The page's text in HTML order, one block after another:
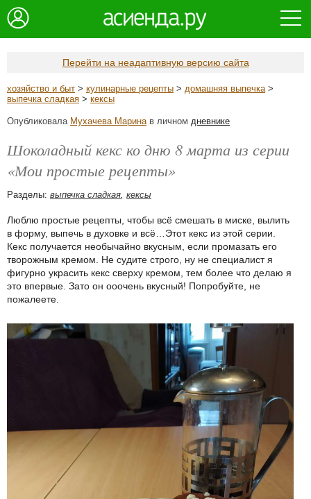
Перейти на неадаптивную версию сайта
хозяйство и быт > кулинарные рецепты > домашняя выпечка>
выпечка сладкая > кексы
Опубликовала Мухачева Маринав личном дневнике
Шоколадный кекс ко дню 8 марта из серии
«Мои простые рецепты»
Разделы: выпечка сладкая, кексы
Люблю простые рецепты, чтобы всё смешать в миске, вылить
в форму, выпечь в духовке и всё…Этот кекс из этой серии.
Кекс получается необычайно вкусным, если промазать его
творожным кремом. Не судите строго, ну не специалист я
фигурно украсить кекс сверху кремом, тем более что делаю я
это впервые. Зато он ооочень вкусный! Попробуйте, не
пожалеете.